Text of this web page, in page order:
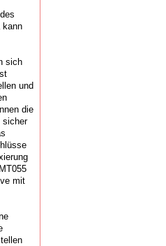
kann
sich
und
die
sicher
mit